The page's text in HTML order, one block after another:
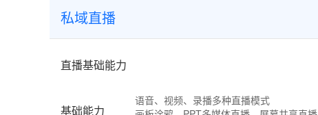
私域直播
直播基础能力
基础能力
语音、视频、录播多种直播模式